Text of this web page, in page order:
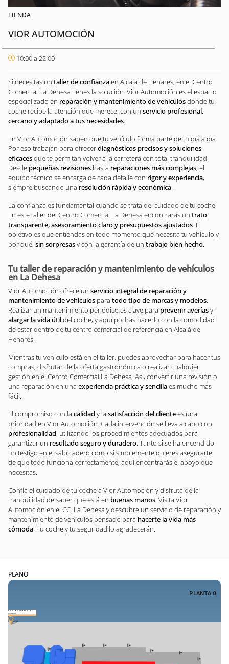
TIENDA
VIOR AUTOMOCIÓN
10:00 a 22.00
Si necesitas un taller de confianzaen Alcalá de Henares, en el Centro
Comercial La Dehesa tienes la solución. Vior Automoción es el espacio
especializado en reparación y mantenimiento de vehículosdonde tu
coche recibe la atención que merece, con un servicio profesional,
cercano y adaptado a tus necesidades.
En Vior Automoción saben que tu vehículo forma parte de tu día a día.
Por eso trabajan para ofrecerdiagnósticos precisos y soluciones
eficacesque te permitan volver a la carretera con total tranquilidad.
Desde pequeñas revisiones hasta reparaciones más complejas, el
equipo técnico se encarga de cada detalle con rigor y experiencia,
siempre buscando una resolución rápida y económica.
La confianza es fundamental cuando se trata del cuidado de tu coche.
En este taller del Centro Comercial La Dehesa encontrarás un trato
transparente, asesoramiento claro y presupuestos ajustados. El
objetivo es que entiendas en todo momento qué necesita tu vehículo y
por qué, sin sorpresasy con la garantía de un trabajo bien hecho.
Tu taller de reparación y mantenimiento de vehículos
en La Dehesa
Vior Automoción ofrece un servicio integral de reparación y
mantenimiento de vehículos para todo tipo de marcas y modelos.
Realizar un mantenimiento periódico es clave para prevenir averíasy
alargar la vida útildel coche, y aquí podrás hacerlo con la comodidad
de estar dentro de tu centro comercial de referencia en Alcalá de
Henares.
Mientras tu vehículo está en el taller, puedes aprovechar para hacer tus
compras, disfrutar de la oferta gastronómica o realizar cualquier
gestión en el Centro Comercial La Dehesa. Así, convertir una revisión o
una reparación en una experiencia práctica y sencillaes mucho más
fácil.
El compromiso con la calidad y la satisfacción del clientees una
prioridad en Vior Automoción. Cada intervención se lleva a cabo con
profesionalidad, utilizando los procedimientos adecuados para
garantizar un resultado seguro y duradero. Tanto si se ha encendido
un testigo en el salpicadero como si simplemente quieres asegurarte
de que todo funciona correctamente, aquí encontrarás el apoyo que
necesitas.
Confía el cuidado de tu coche a Vior Automoción y disfruta de la
tranquilidad de saber que está en buenas manos. Visita Vior
Automoción en el CC. La Dehesa y descubre un servicio de reparación y
mantenimiento de vehículos pensado para hacerte la vida más
cómoda. Tu coche y tu seguridad lo agradecerán.
PLANO